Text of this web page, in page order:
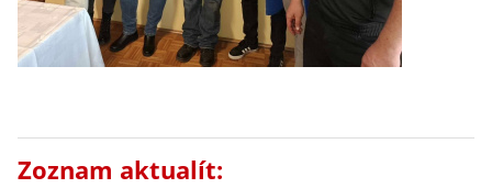
Zoznam aktualít: